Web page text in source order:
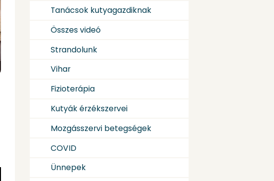
Tanácsok kutyagazdiknak
Összes videó
Strandolunk
Vihar
Fizioterápia
Kutyák érzékszervei
Mozgásszervi betegségek
COVID
Ünnepek